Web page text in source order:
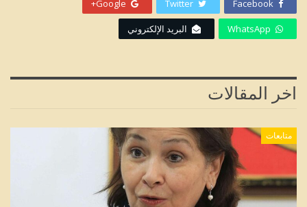
Facebook
Twitter
Google+
WhatsApp البريد الإلكتروني
اخر المقالات
متابعات